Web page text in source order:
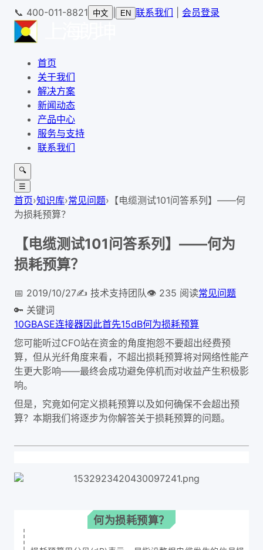
📞 400-011-8821 中文 EN 联系我们 会员登录
首页
关于我们
解决方案
新闻动态
产品中心
服务与支持
联系我们
🔍
☰
首页›知识库›常见问题› 【电缆测试101问答系列】——何
为损耗预算？
【电缆测试101问答系列】——何为
损耗预算？
📅 2019/10/27✍️ 技术支持团队👁 235 阅读常见问题
🔑 关键词
10GBASE连接器因此首先15dB何为损耗预算
您可能听过CFO站在资金的角度抱怨不要超出经费预
算，但从光纤角度来看，不超出损耗预算将对网络性能产
生更大影响——最终会成功避免停机而对收益产生积极影
响。
但是，究竟如何定义损耗预算以及如何确保不会超出预
算？本期我们将逐步为你解答关于损耗预算的问题。
何为损耗预算？